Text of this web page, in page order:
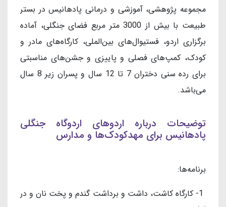
مجموعه پژوهشی، آموزشی و درمانی پادهانیس در بستر
طبیعت با بیش از 3000 متر مربع فضای جنگلی، آماده
برگزاری اردو، فستیوال‌های بین‌الملی، کارگاه‌های مادر و
کودک، کمپ‌های فصلی و پاییزی و جشن‌های مناسبتی
برای رده سنی دختران 7 تا 12 سال و پسران زیر 8 سال
می‌باشد.
توضیحات درباره اردوهای اردوگاه جنگلی
پادهانیس برای مهدکودک‌ها و مدارس
برنامه‌ها:
1- کارگاه کاشت، داشت و برداشت گندم و پخت نان و در